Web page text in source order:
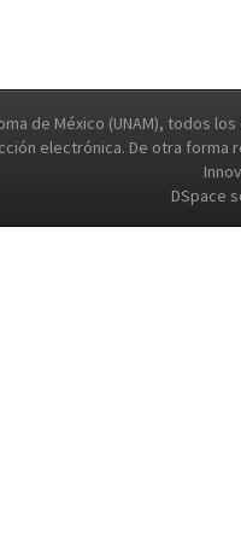
de México (UNAM), todos
electrónica. De otra
DSpace